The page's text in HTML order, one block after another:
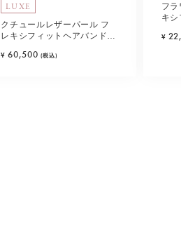
LUXE
クチュールレザーパール フ
レキシフィットヘアバンド
¥ 60,500 (税込)
フ
キシ
¥